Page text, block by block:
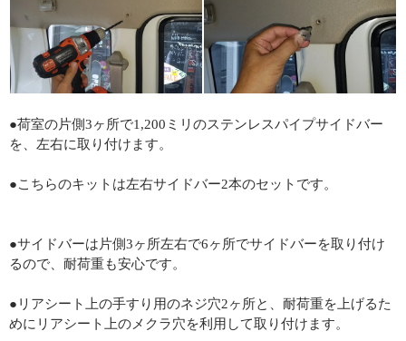
●荷室の片側3ヶ所で1,200ミリのステンレスパイプサイドバー
を、左右に取り付けます。
●こちらのキットは左右サイドバー2本のセットです。
●サイドバーは片側3ヶ所左右で6ヶ所でサイドバーを取り付け
るので、耐荷重も安心です。
●リアシート上の手すり用のネジ穴2ヶ所と、耐荷重を上げるた
めにリアシート上のメクラ穴を利用して取り付けます。